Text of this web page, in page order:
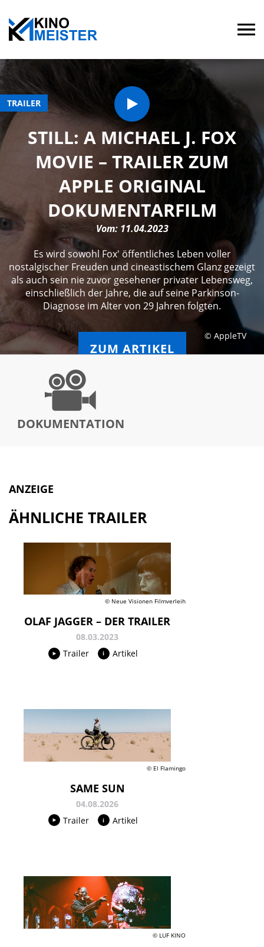
TRAILER
© AppleTV
STILL: A MICHAEL J. FOX
MOVIE – TRAILER ZUM
APPLE ORIGINAL
DOKUMENTARFILM
Vom: 11.04.2023
Es wird sowohl Fox' öffentliches Leben voller
nostalgischer Freuden und cineastischem Glanz gezeigt
als auch sein nie zuvor gesehener privater Lebensweg,
einschließlich der Jahre, die auf seine Parkinson-
Diagnose im Alter von 29 Jahren folgten.
ZUM ARTIKEL
DOKUMENTATION
ANZEIGE
ÄHNLICHE TRAILER
© Neue Visionen Filmverleih
OLAF JAGGER – DER TRAILER
08.03.2023
Trailer
Artikel
© El Flamingo
SAME SUN
04.08.2026
Trailer
Artikel
© LUF KINO